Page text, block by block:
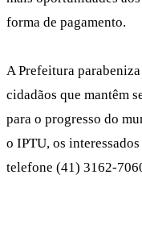
forma de pagamento.
A Prefeitura
cidadãos que mantêm
para o progresso do
o IPTU, os
telefone (41) 3162-